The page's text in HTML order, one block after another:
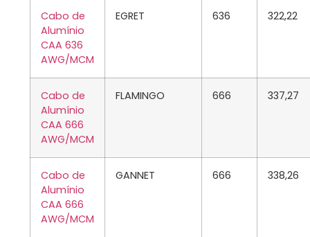
Cabo de
Alumínio
CAA 636
AWG/MCM
EGRET 636 322,22
Cabo de
Alumínio
CAA 666
AWG/MCM
FLAMINGO 666 337,27
Cabo de
Alumínio
CAA 666
AWG/MCM
GANNET 666 338,26